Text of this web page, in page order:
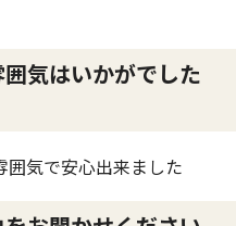
気はいかがでした
囲気で安心出来ました